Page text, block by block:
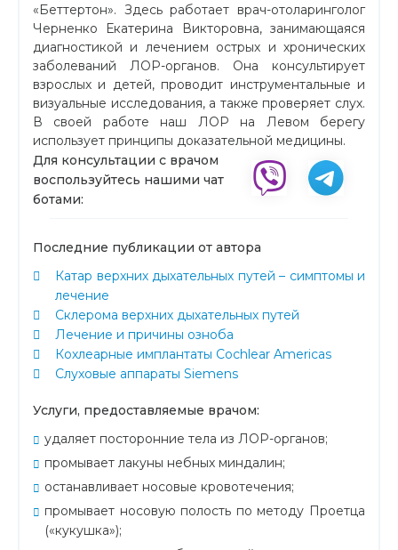
«Беттертон». Здесь работает врач-отоларинголог
Черненко Екатерина Викторовна, занимающаяся
диагностикой и лечением острых и хронических
заболеваний ЛОР-органов. Она консультирует
взрослых и детей, проводит инструментальные и
визуальные исследования, а также проверяет слух.
В своей работе наш ЛОР на Левом берегу
использует принципы доказательной медицины.
Для консультации с врачом
воспользуйтесь нашими чат
ботами:
Последние публикации от автора
Катар верхних дыхательных путей – симптомы и
лечение
Склерома верхних дыхательных путей
Лечение и причины озноба
Кохлеарные имплантаты Cochlear Americas
Слуховые аппараты Siemens
Услуги, предоставляемые врачом:
удаляет посторонние тела из ЛОР-органов;
промывает лакуны небных миндалин;
останавливает носовые кровотечения;
промывает носовую полость по методу Проетца
(«кукушка»);